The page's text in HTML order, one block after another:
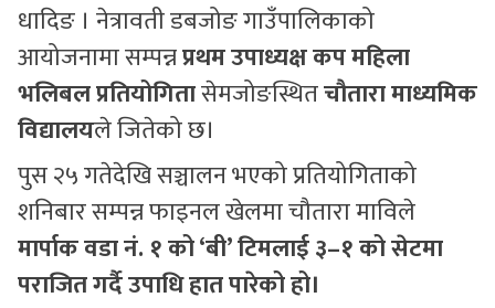
धादिङ । नेत्रावती डबजोङ गाउँपालिकाको
आयोजनामा सम्पन्नप्रथम उपाध्यक्ष कप महिला
भलिबल प्रतियोगितासेमजोङस्थितचौतारा माध्यमिक
विद्यालयले जितेको छ।
पुस २५ गतेदेखि सञ्चालन भएको प्रतियोगिताको
शनिबार सम्पन्न फाइनल खेलमा चौतारा माविले
मार्पाक वडा नं. १ को ‘बी’ टिमलाई ३–१ को सेटमा
पराजित गर्दै उपाधि हात पारेको हो।